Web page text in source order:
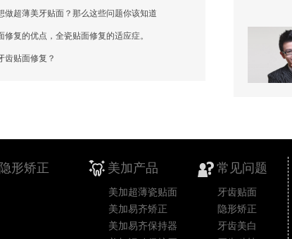
做超薄美牙贴面？那么这些问题你该知道
修复的优点，全瓷贴面修复的适应症。
齿贴面修复？
隐形矫正 美加产品
美加超薄瓷贴面
美加易齐矫正
美加易齐保持器
常见问题
牙齿贴面
隐形矫正
牙齿美白